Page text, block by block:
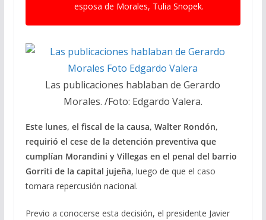
esposa de Morales, Tulia Snopek.
Las publicaciones hablaban de Gerardo
Morales. /Foto: Edgardo Valera.
Este lunes, el fiscal de la causa, Walter Rondón,
requirió el cese de la detención preventiva que
cumplían Morandini y Villegas en el penal del barrio
Gorriti de la capital jujeña, luego de que el caso
tomara repercusión nacional.
Previo a conocerse esta decisión, el presidente Javier